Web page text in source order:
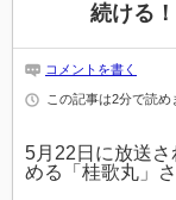
続ける！
コメントを書く
この記事は2分で読め
5月22日に放送
める「桂歌丸」